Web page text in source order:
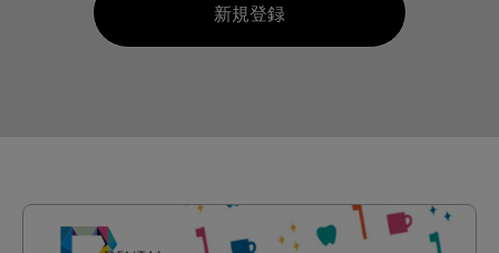
新規登録